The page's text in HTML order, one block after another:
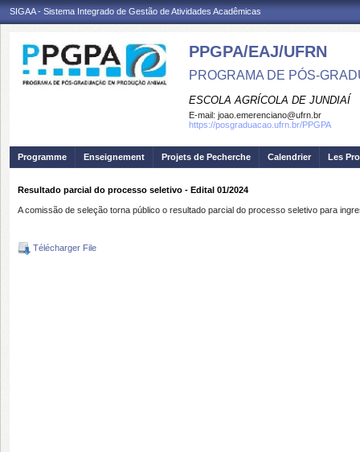
SIGAA - Sistema Integrado de Gestão de Atividades Acadêmicas
PPGPA/EAJ/UFRN
PROGRAMA DE PÓS-
ESCOLA AGRÍCOLA DE JUNDIAÍ
E-mail: joao.emerenciano@ufrn.br
https://posgraduacao.ufrn.br/PPGPA
Programme Enseignement Projets de Pecherche Calendrier Les
Resultado parcial do processo seletivo - Edital 01/2024
A comissão de seleção torna público o resultado parcial do processo seletivo para
Télécharger File